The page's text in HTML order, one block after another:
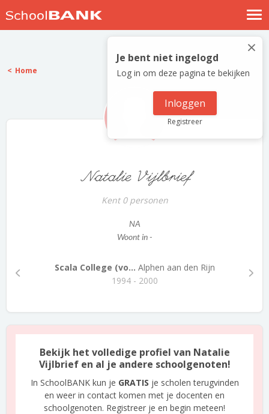
Nostalgische verhalen
Log in
Meld je gratis aan
×
Je bent niet ingelogd
Log in om deze pagina te bekijken
Inloggen
Registreer
Home
Natalie Vijlbrief
Kent 0 personen
NA
Woont in -
Scala College (vo... Alphen aan den Rijn
1994 - 2000
Bekijk het volledige profiel van Natalie
Vijlbrief en al je andere schoolgenoten!
In SchoolBANK kun je GRATIS je scholen terugvinden
en weer in contact komen met je docenten en
schoolgenoten. Registreer je en begin meteen!